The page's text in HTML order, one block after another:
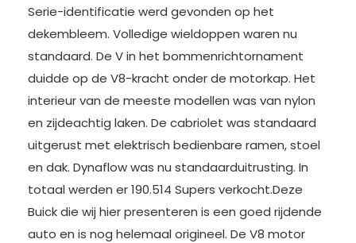
Serie-identificatie werd gevonden op het
dekembleem. Volledige wieldoppen waren nu
standaard. De V in het bommenrichtornament
duidde op de V8-kracht onder de motorkap. Het
interieur van de meeste modellen was van nylon
en zijdeachtig laken. De cabriolet was standaard
uitgerust met elektrisch bedienbare ramen, stoel
en dak. Dynaflow was nu standaarduitrusting. In
totaal werden er 190.514 Supers verkocht.Deze
Buick die wij hier presenteren is een goed rijdende
auto en is nog helemaal origineel. De V8 motor